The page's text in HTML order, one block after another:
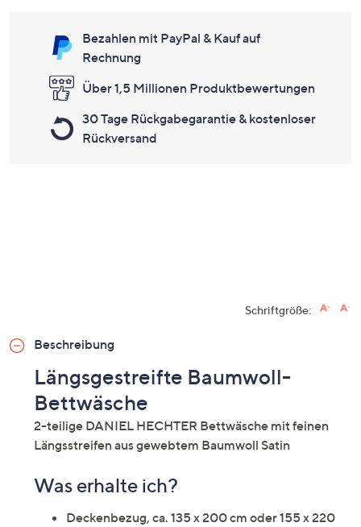
Bezahlen mit PayPal & Kauf auf
Rechnung
Über 1,5 Millionen Produktbewertungen
30 Tage Rückgabegarantie & kostenloser
Rückversand
Schriftgröße:
Beschreibung
Längsgestreifte Baumwoll-
Bettwäsche
2-teilige DANIEL HECHTER Bettwäsche mit feinen
Längsstreifen aus gewebtem Baumwoll Satin
Was erhalte ich?
Deckenbezug, ca. 135 x 200 cm oder 155 x 220